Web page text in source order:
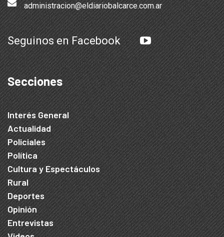
administracion@eldiariobalcarce.com.ar
Seguinos en Facebook
Secciones
Interés General
Actualidad
Policiales
Política
Cultura y Espectáculos
Rural
Deportes
Opinión
Entrevistas